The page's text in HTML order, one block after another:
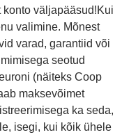
konto väljapääsud!Kui
valimine. Mõnest
varad, garantiid või
seotud
(näiteks Coop
maksevõimet
ka seda,
isegi, kui kõik ühele